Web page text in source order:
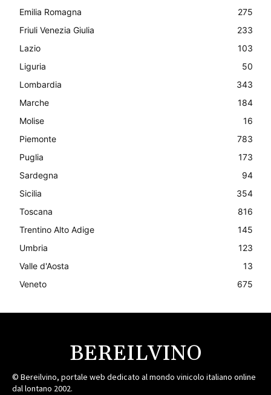
Emilia Romagna
275
Friuli Venezia Giulia
233
Lazio
103
Liguria
50
Lombardia
343
Marche
184
Molise
16
Piemonte
783
Puglia
173
Sardegna
94
Sicilia
354
Toscana
816
Trentino Alto Adige
145
Umbria
123
Valle d'Aosta
13
Veneto
675
BEREILVINO
© Bereilvino, portale web dedicato al mondo vinicolo italiano online
dal lontano 2002.